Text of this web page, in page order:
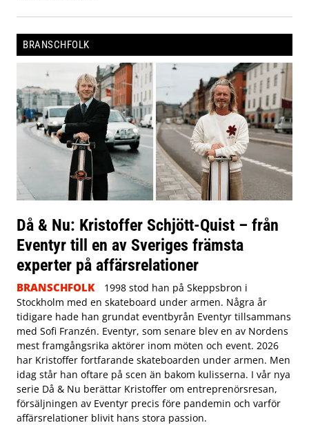
BRANSCHFOLK
Då & Nu: Kristoffer Schjött-Quist – från
Eventyr till en av Sveriges främsta
experter på affärsrelationer
BRANSCHFOLK
1998 stod han på Skeppsbron i
Stockholm med en skateboard under armen. Några år
tidigare hade han grundat eventbyrån Eventyr tillsammans
med Sofi Franzén. Eventyr, som senare blev en av Nordens
mest framgångsrika aktörer inom möten och event. 2026
har Kristoffer fortfarande skateboarden under armen. Men
idag står han oftare på scen än bakom kulisserna. I vår nya
serie Då & Nu berättar Kristoffer om entreprenörsresan,
försäljningen av Eventyr precis före pandemin och varför
affärsrelationer blivit hans stora passion.